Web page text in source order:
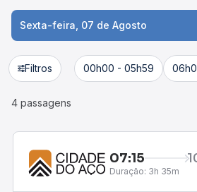
Sexta-feira, 07 de Agosto
Filtros 00h00 - 05h59
4 passagens
07:15
Duração: 3h 35m